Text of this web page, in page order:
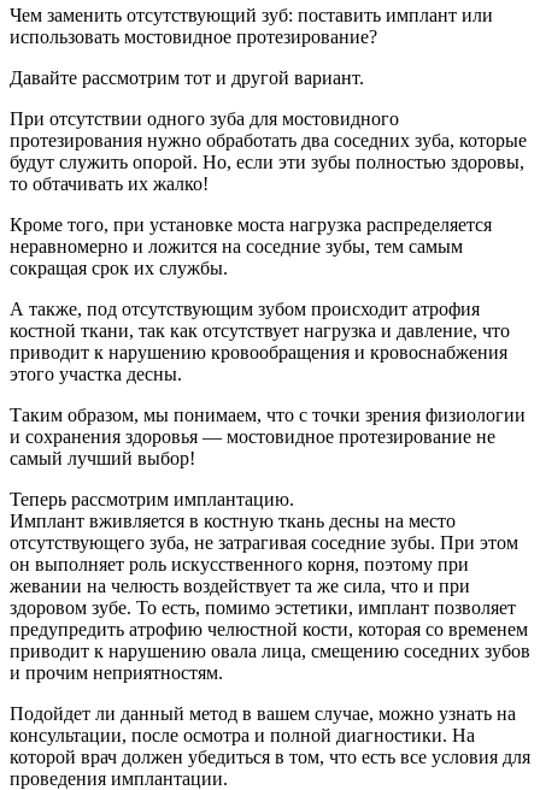
Чем заменить отсутствующий зуб: поставить имплант или
использовать мостовидное протезирование?
Давайте рассмотрим тот и другой вариант.
При отсутствии одного зуба для мостовидного
протезирования нужно обработать два соседних зуба, которые
будут служить опорой. Но, если эти зубы полностью здоровы,
то обтачивать их жалко!
Кроме того, при установке моста нагрузка распределяется
неравномерно и ложится на соседние зубы, тем самым
сокращая срок их службы.
А также, под отсутствующим зубом происходит атрофия
костной ткани, так как отсутствует нагрузка и давление, что
приводит к нарушению кровообращения и кровоснабжения
этого участка десны.
Таким образом, мы понимаем, что с точки зрения физиологии
и сохранения здоровья — мостовидное протезирование не
самый лучший выбор!
Теперь рассмотрим имплантацию.
Имплант вживляется в костную ткань десны на место
отсутствующего зуба, не затрагивая соседние зубы. При этом
он выполняет роль искусственного корня, поэтому при
жевании на челюсть воздействует та же сила, что и при
здоровом зубе. То есть, помимо эстетики, имплант позволяет
предупредить атрофию челюстной кости, которая со временем
приводит к нарушению овала лица, смещению соседних зубов
и прочим неприятностям.
Подойдет ли данный метод в вашем случае, можно узнать на
консультации, после осмотра и полной диагностики. На
которой врач должен убедиться в том, что есть все условия для
проведения имплантации.